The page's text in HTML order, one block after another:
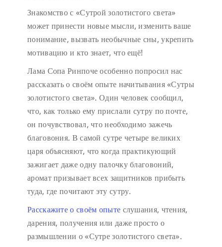
Знакомство с «Сутрой золотистого света»
может принести новые мысли, изменить ваше
понимание, вызвать необычные сны, укрепить
мотивацию и кто знает, что ещё!
Лама Сопа Ринпоче особенно попросил нас
рассказать о своём опыте начитывания «Сутры
золотистого света». Один человек сообщил,
что, как только ему прислали сутру по почте,
он почувствовал, что необходимо зажечь
благовония. В самой сутре четыре великих
царя объясняют, что когда практикующий
зажигает даже одну палочку благовоний,
аромат призывает всех защитников прибыть
туда, где почитают эту сутру.
Расскажите о своём опыте слушания, чтения,
дарения, получения или даже просто о
размышлении о «Сутре золотистого света».